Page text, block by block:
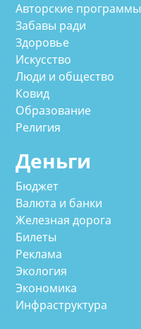
Авторские программы
Забавы ради
Здоровье
Искусство
Люди и общество
Ковид
Образование
Религия
Деньги
Бюджет
Валюта и банки
Железная дорога
Билеты
Реклама
Экология
Экономика
Инфраструктура